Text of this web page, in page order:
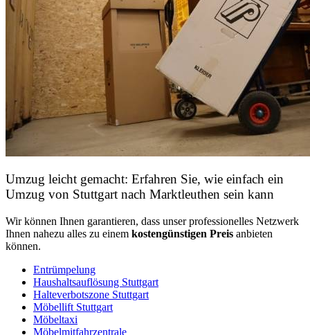
Umzug leicht gemacht: Erfahren Sie, wie einfach ein
Umzug von Stuttgart nach Marktleuthen sein kann
Wir können Ihnen garantieren, dass unser professionelles Netzwerk
Ihnen nahezu alles zu einem kostengünstigen Preis anbieten
können.
Entrümpelung
Haushaltsauflösung Stuttgart
Halteverbotszone Stuttgart
Möbellift Stuttgart
Möbeltaxi
Möbelmitfahrzentrale